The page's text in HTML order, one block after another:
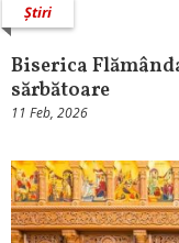
Știri
Biserica
sărbătoare
11 Feb, 2026